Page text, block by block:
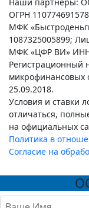
Наши партнеры:
ОГРН
МФК
1087325005899;
МФК «ЦФР ВИ» ИНН
Регистрационный
микрофинансовых
25.09.2018.
Условия и ставки
отличаться,
на официальных
Политика в
Согласие на